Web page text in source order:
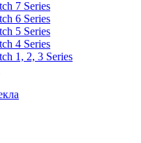
7 Series
6 Series
5 Series
4 Series
1, 2, 3 Series